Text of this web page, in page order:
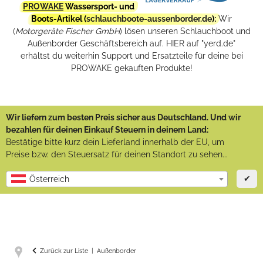
PROWAKEWassersport- und
Boots-Artikel (schlauchboote-aussenborder.de): Wir
(Motorgeräte Fischer GmbH) lösen unseren Schlauchboot und
Außenborder Geschäftsbereich auf. HIER auf "yerd.de"
erhältst du weiterhin Support und Ersatzteile für deine bei
PROWAKE gekauften Produkte!
Wir liefern zum besten Preis sicher aus Deutschland. Und wir
bezahlen für deinen Einkauf Steuern in deinem Land:
Bestätige bitte kurz dein Lieferland innerhalb der EU, um
Preise bzw. den Steuersatz für deinen Standort zu sehen...
Österreich ✔
Zurück zur Liste Außenborder